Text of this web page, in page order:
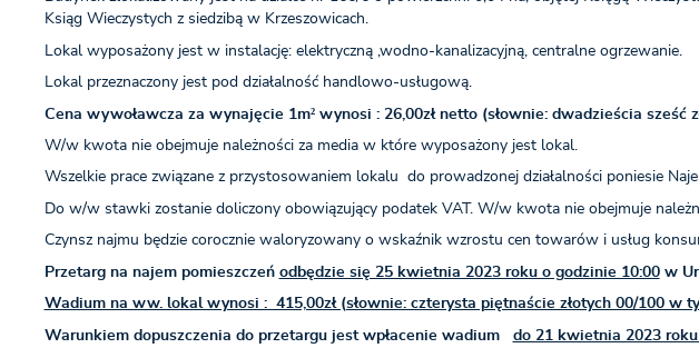
Ksiąg Wieczystych z siedzibą w Krzeszowicach.
Lokal wyposażony jest w instalację: elektryczną ,wodno-kanalizacyjną, centralne ogrzewanie.
Lokal przeznaczony jest pod działalność handlowo-usługową.
Cena wywoławcza za wynajęcie 1m² wynosi : 26,00zł netto (słownie: dwadzieścia sześć
W/w kwota nie obejmuje należności za media w które wyposażony jest lokal.
Wszelkie prace związane z przystosowaniem lokalu do prowadzonej działalności poniesie
Do w/w stawki zostanie doliczony obowiązujący podatek VAT. W/w kwota nie obejmuje
Czynsz najmu będzie corocznie waloryzowany o wskaźnik wzrostu cen towarów i usług
Przetarg na najem pomieszczeń odbędzie się 25 kwietnia 2023 roku o godzinie 10:00w
Wadium na ww. lokal wynosi : 415,00zł (słownie: czterysta piętnaście złotych 00/100 w
Warunkiem dopuszczenia do przetargu jest wpłacenie wadium do 21 kwietnia 2023 roku